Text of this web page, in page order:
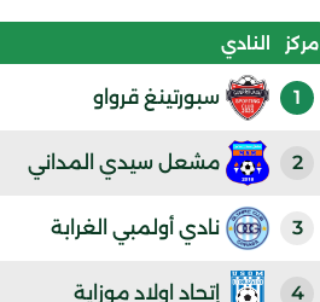
مركز النادي
1 سبورتينغ قرواو
2 مشعل سيدي المداني
3 نادي أولمبي الغرابة
4 إتحاد اولاد موزاية